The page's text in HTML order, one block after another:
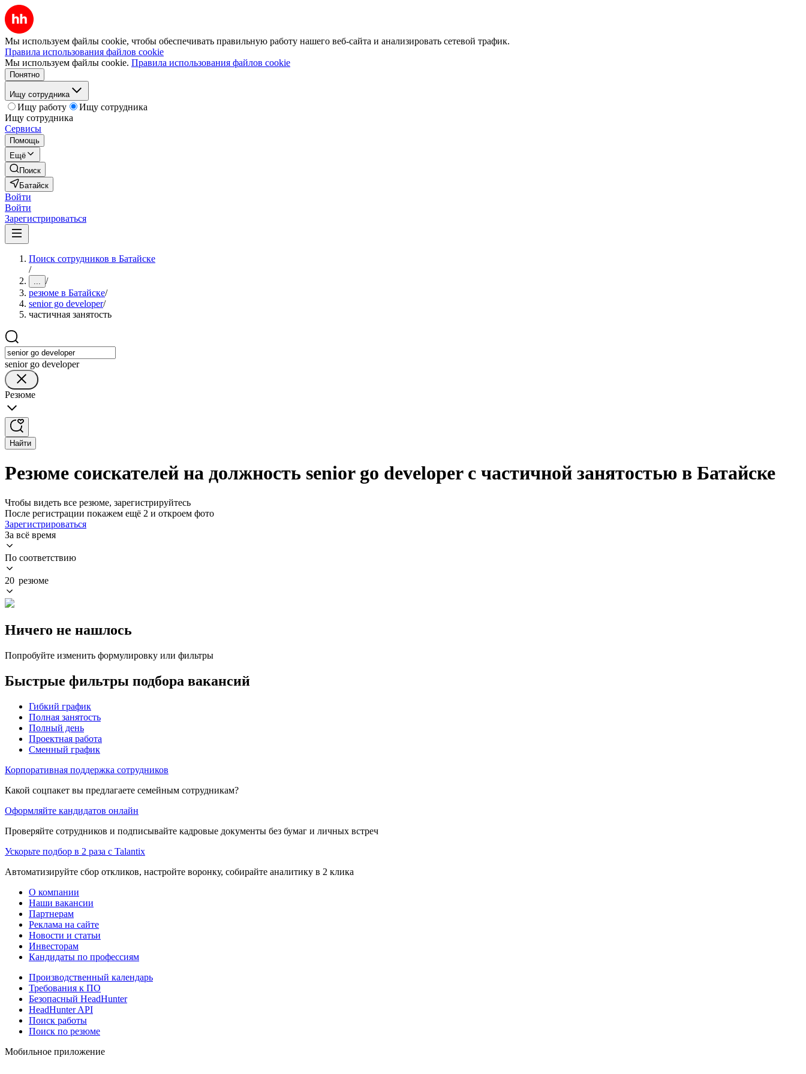
Мы используем файлы cookie, чтобы обеспечивать правильную работу нашего веб-сайта и анализировать сетевой трафик.
Правила использования файлов cookie
Мы используем файлы cookie. Правила использования файлов cookie
Понятно
Ищу сотрудника
Ищу работу
Ищу сотрудника
Ищу сотрудника
Сервисы
Помощь
Ещё
Поиск
Батайск
Войти
Войти
Зарегистрироваться
Поиск сотрудников в Батайске
/
... /
резюме в Батайске/
senior go developer/
частичная занятость
senior go developer
Резюме
Найти
Резюме соискателей на должность senior go developer с частичной занятостью в Батайске
Чтобы видеть все резюме, зарегистрируйтесь
После регистрации покажем ещё 2 и откроем фото
Зарегистрироваться
За всё время
По соответствию
20 резюме
Ничего не нашлось
Попробуйте изменить формулировку или фильтры
Быстрые фильтры подбора вакансий
Гибкий график
Полная занятость
Полный день
Проектная работа
Сменный график
Корпоративная поддержка сотрудников
Какой соцпакет вы предлагаете семейным сотрудникам?
Оформляйте кандидатов онлайн
Проверяйте сотрудников и подписывайте кадровые документы без бумаг и личных встреч
Ускорьте подбор в 2 раза с Talantix
Автоматизируйте сбор откликов, настройте воронку, собирайте аналитику в 2 клика
О компании
Наши вакансии
Партнерам
Реклама на сайте
Новости и статьи
Инвесторам
Кандидаты по профессиям
Производственный календарь
Требования к ПО
Безопасный HeadHunter
HeadHunter API
Поиск работы
Поиск по резюме
Мобильное приложение